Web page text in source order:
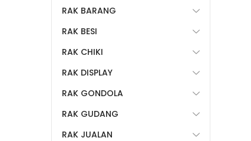
RAK BARANG
RAK BESI
RAK CHIKI
RAK DISPLAY
RAK GONDOLA
RAK GUDANG
RAK JUALAN